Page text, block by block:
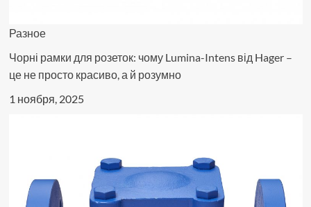
Разное
Чорні рамки для розеток: чому Lumina-Intens від Hager –
це не просто красиво, а й розумно
1 ноября, 2025